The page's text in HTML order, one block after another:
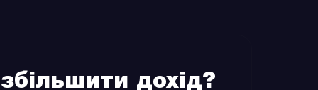
збільшити дохід?